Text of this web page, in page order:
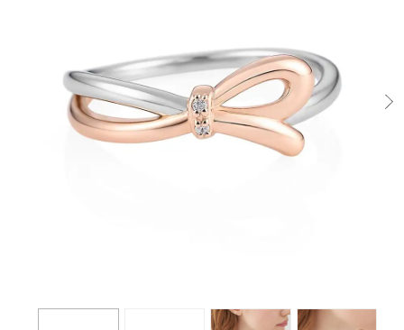
ブランド Canal４℃
カテゴリー すべてのジュエリー